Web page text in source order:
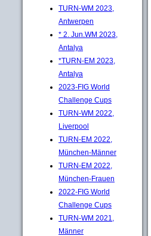
TURN-WM 2023,
Antwerpen
* 2. Jun.WM 2023,
Antalya
*TURN-EM 2023,
Antalya
2023-FIG World
Challenge Cups
TURN-WM 2022,
Liverpool
TURN-EM 2022,
München-Männer
TURN-EM 2022,
München-Frauen
2022-FIG World
Challenge Cups
TURN-WM 2021,
Männer